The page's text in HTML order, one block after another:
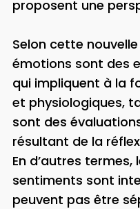
proposent une
Selon cette
émotions sont des
qui impliquent à la
et physiologiques,
sont des
résultant de la
En d’autres
sentiments sont
peuvent pas être